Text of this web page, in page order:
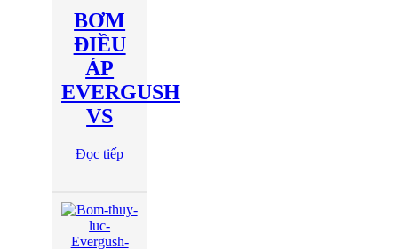
BƠM
ĐIỀU
ÁP
EVERGUSH
VS
Đọc tiếp